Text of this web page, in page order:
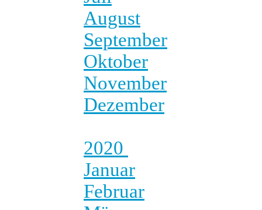
August
September
Oktober
November
Dezember
2020
Januar
Februar